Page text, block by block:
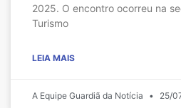
2025. O encontro ocorreu na
Turismo
LEIA MAIS
A Equipe Guardiã da Notícia 25/